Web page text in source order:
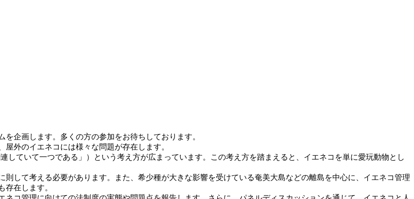
企画します。多くの方の参加をお待ちしております。
外のイエネコには様々な問題が存在します。
していて一つである」）という考え方が広まっています。この考え方を踏まえると、イエネコを単に愛玩動物とし
して考える必要があります。また、希少種が大きな影響を受けている奄美大島などの離島を中心に、イエネコ管理
存在します。